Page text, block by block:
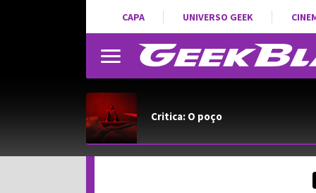
CAPA UNIVERSO GEEK
Critica: O poço